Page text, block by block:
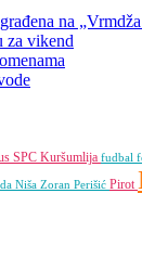
na
za vikend
SPC Kuršumlija fudbal
Niša Zoran Perišić Pirot